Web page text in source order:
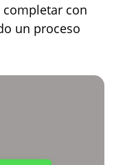
completar con
un proceso